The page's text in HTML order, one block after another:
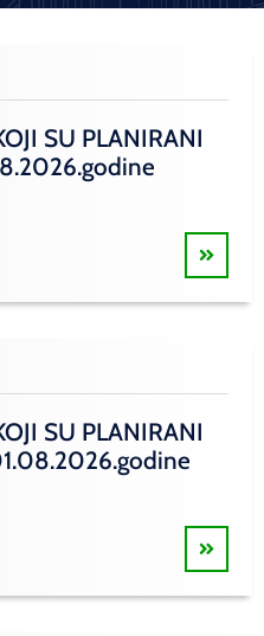
SU PLANIRANI
SU PLANIRANI